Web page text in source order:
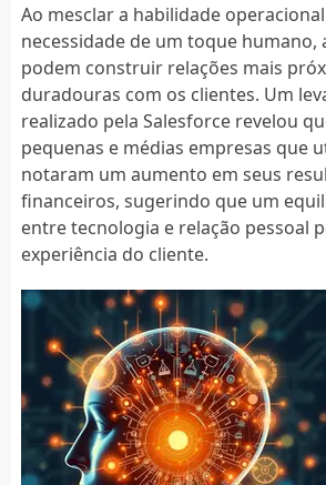
Ao mesclar a habilidade
necessidade de um toque humano,
podem construir relações mais
duradouras com os clientes. Um
realizado pela Salesforce revelou
pequenas e médias empresas que
notaram um aumento em seus
financeiros, sugerindo que um
entre tecnologia e relação pessoal
experiência do cliente.